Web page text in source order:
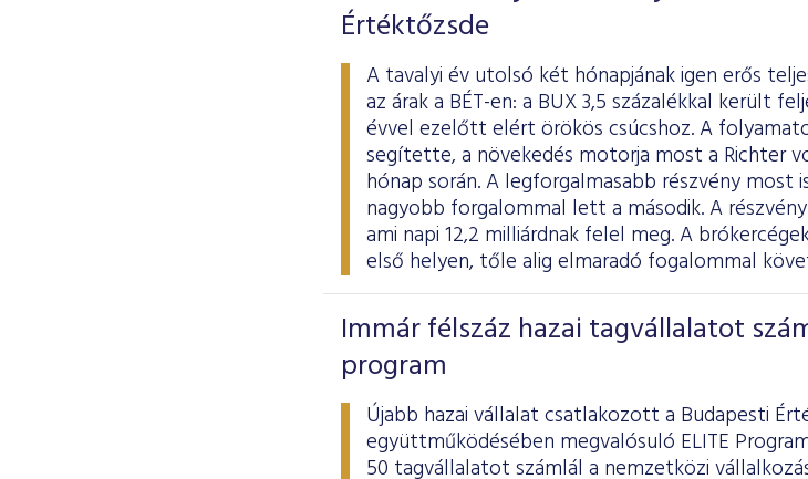
Értéktőzsde
A tavalyi év utolsó két hónapjának igen erős
az árak a BÉT-en: a BUX 3,5 százalékkal került
évvel ezelőtt elért örökös csúcshoz. A
segítette, a növekedés motorja most a Richter
hónap során. A legforgalmasabb részvény most
nagyobb forgalommal lett a második. A
ami napi 12,2 milliárdnak felel meg. A
első helyen, tőle alig elmaradó fogalommal
Immár félszáz hazai tagvállalatot
program
Újabb hazai vállalat csatlakozott a Budapesti
együttműködésében megvalósuló ELITE
50 tagvállalatot számlál a nemzetközi